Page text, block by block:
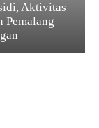
Aktivitas
Pemalang